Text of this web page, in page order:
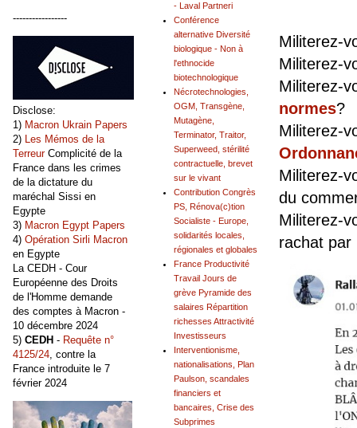
Militerez-
Militerez-
Militerez-
normes?
Militerez-
Militerez-
du
Militerez-
rachat par
- Laval Partneri
Conférence
alternative Diversité
biologique - Non à
l'ethnocide
biotechnologique
Nécrotechnologies,
OGM, Transgène,
Mutagène,
Terminator, Traitor,
Superweed, stérilité
contractuelle, brevet
sur le vivant
Contribution Congrès
PS, Rénova(c)tion
Socialiste - Europe,
solidarités locales,
régionales et globales
France Productivité
Travail Jours de
grève Pyramide des
salaires Répartition
richesses Attractivité
Investisseurs
Interventionisme,
nationalisations, Plan
Paulson, scandales
financiers et
bancaires, Crise des
Subprimes
-----------------
Disclose:
1) Macron Ukrain Papers
2) Les Mémos de la
TerreurComplicité de la
France dans les crimes
de la dictature du
maréchal Sissi en
Egypte
3) Macron Egypt Papers
4) Opération Sirli Macron
en Egypte
La CEDH - Cour
Européenne des Droits
de l'Homme demande
des comptes à Macron -
10 décembre 2024
5) CEDH - Requête n°
4125/24, contre la
France introduite le 7
février 2024